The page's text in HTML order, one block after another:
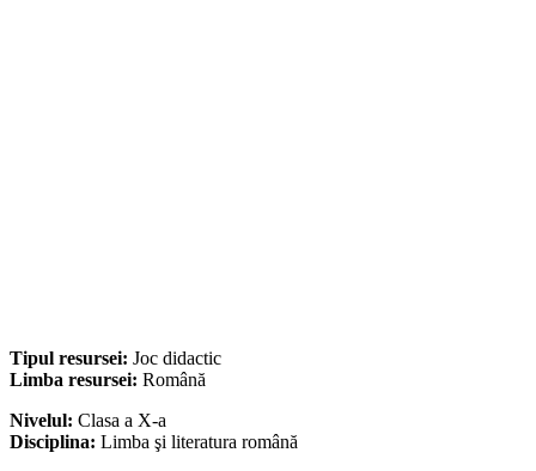
Tipul resursei: Joc didactic
Limba resursei: Română
Nivelul: Clasa a X-a
Disciplina: Limba şi literatura română